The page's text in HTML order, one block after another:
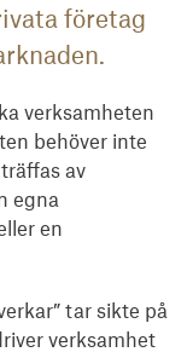
företag
verksamheten
behöver inte
av
egna
en
tar sikte på
verksamhet